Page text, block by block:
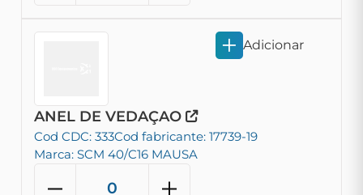
ANEL DE VEDAÇAO
Cod CDC: 333Cod fabricante: 17739-19
Marca: SCM 40/C16 MAUSA
Adicionar